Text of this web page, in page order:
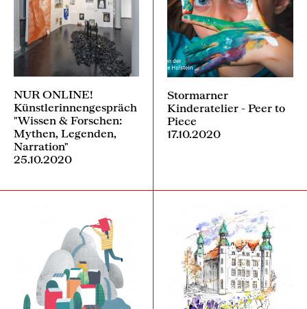
NUR ONLINE!
Künstlerinnengespräch
"Wissen & Forschen:
Mythen, Legenden,
Narration"
25.10.2020
Stormarner
Kinderatelier - Peer to
Piece
17.10.2020